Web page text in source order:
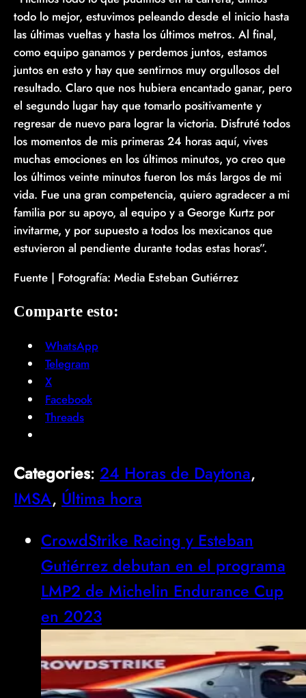
todo lo mejor, estuvimos peleando desde el inicio hasta
las últimas vueltas y hasta los últimos metros. Al final,
como equipo ganamos y perdemos juntos, estamos
juntos en esto y hay que sentirnos muy orgullosos del
resultado. Claro que nos hubiera encantado ganar, pero
el segundo lugar hay que tomarlo positivamente y
regresar de nuevo para lograr la victoria. Disfruté todos
los momentos de mis primeras 24 horas aquí, vives
muchas emociones en los últimos minutos, yo creo que
los últimos veinte minutos fueron los más largos de mi
vida. Fue una gran competencia, quiero agradecer a mi
familia por su apoyo, al equipo y a George Kurtz por
invitarme, y por supuesto a todos los mexicanos que
estuvieron al pendiente durante todas estas horas”.
Fuente | Fotografía: Media Esteban Gutiérrez
Comparte esto:
WhatsApp
Telegram
X
Facebook
Threads
Categories: 24 Horas de Daytona
IMSA, Última hora
CrowdStrike Racing y Esteban
Gutiérrez debutan en el programa
LMP2 de Michelin Endurance Cup
en 2023